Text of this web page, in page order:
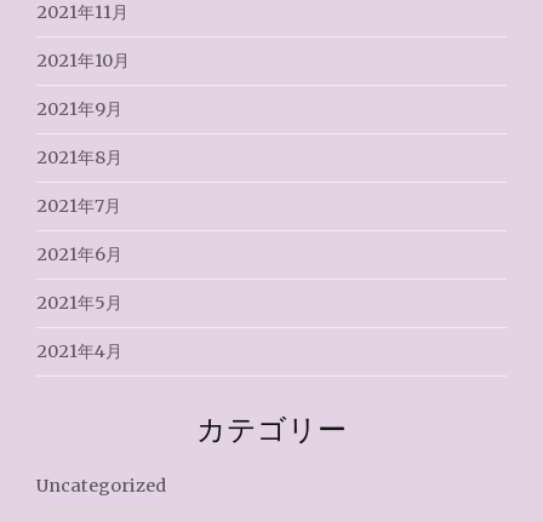
2021年11月
2021年10月
2021年9月
2021年8月
2021年7月
2021年6月
2021年5月
2021年4月
カテゴリー
Uncategorized